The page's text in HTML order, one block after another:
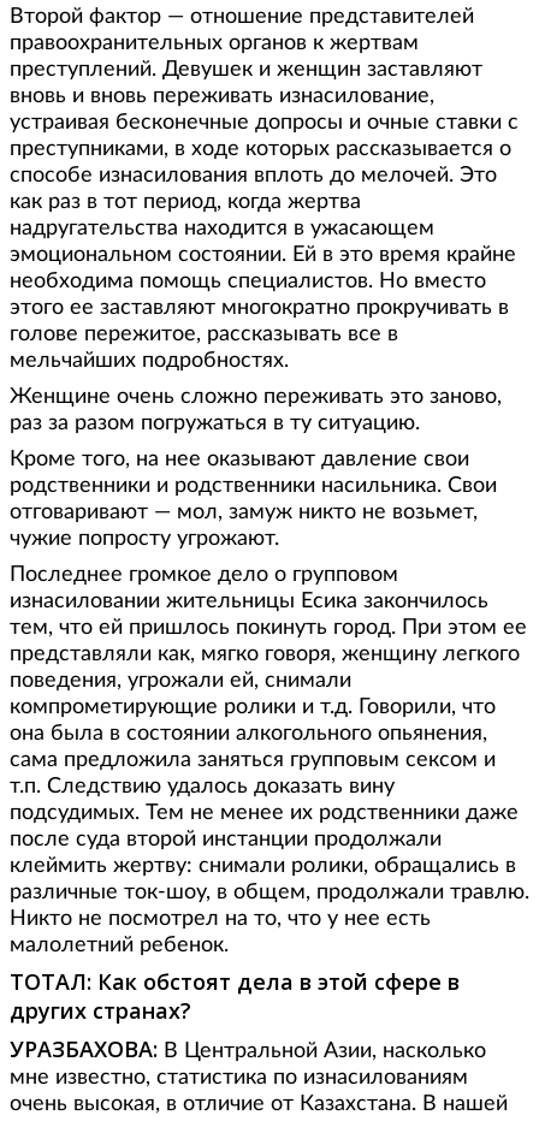
Второй фактор — отношение представителей
правоохранительных органов к жертвам
преступлений. Девушек и женщин заставляют
вновь и вновь переживать изнасилование,
устраивая бесконечные допросы и очные ставки с
преступниками, в ходе которых рассказывается о
способе изнасилования вплоть до мелочей. Это
как раз в тот период, когда жертва
надругательства находится в ужасающем
эмоциональном состоянии. Ей в это время крайне
необходима помощь специалистов. Но вместо
этого ее заставляют многократно прокручивать в
голове пережитое, рассказывать все в
мельчайших подробностях.
Женщине очень сложно переживать это заново,
раз за разом погружаться в ту ситуацию.
Кроме того, на нее оказывают давление свои
родственники и родственники насильника. Свои
отговаривают — мол, замуж никто не возьмет,
чужие попросту угрожают.
Последнее громкое дело о групповом
изнасиловании жительницы Есика закончилось
тем, что ей пришлось покинуть город. При этом ее
представляли как, мягко говоря, женщину легкого
поведения, угрожали ей, снимали
компрометирующие ролики и т.д. Говорили, что
она была в состоянии алкогольного опьянения,
сама предложила заняться групповым сексом и
т.п. Следствию удалось доказать вину
подсудимых. Тем не менее их родственники даже
после суда второй инстанции продолжали
клеймить жертву: снимали ролики, обращались в
различные ток-шоу, в общем, продолжали травлю.
Никто не посмотрел на то, что у нее есть
малолетний ребенок.
ТОТАЛ: Как обстоят дела в этой сфере в
других странах?
УРАЗБАХОВА: В Центральной Азии, насколько
мне известно, статистика по изнасилованиям
очень высокая, в отличие от Казахстана. В нашей